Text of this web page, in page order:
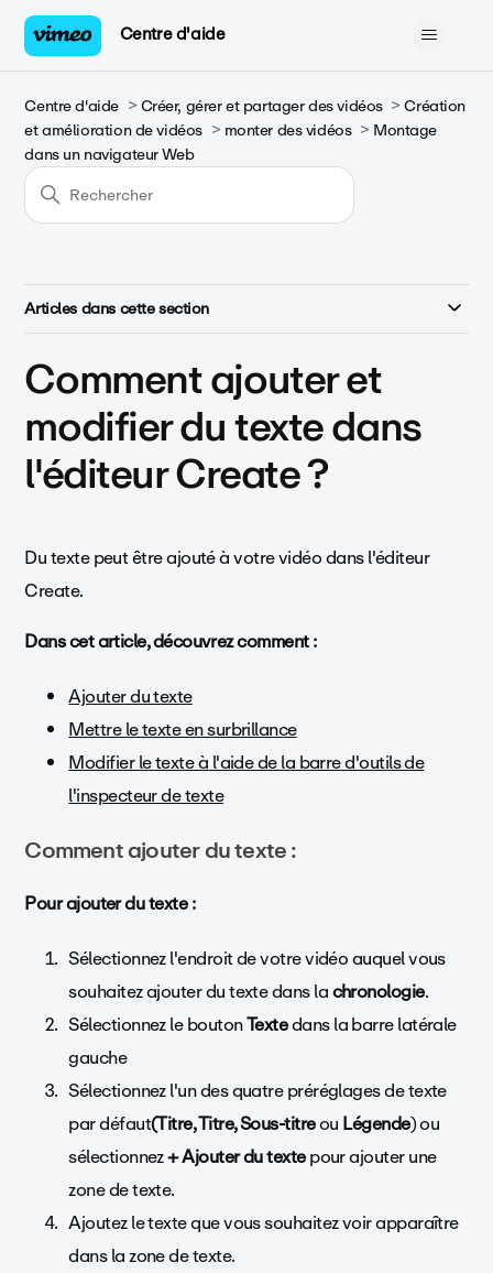
Centre d'aide
Centre d'aide Créer, gérer et partager des vidéos
Création
et amélioration de vidéos
monter des vidéos
Montage
dans un navigateur Web
Articles dans cette section
Comment ajouter et
modifier du texte dans
l'éditeur Create ?
Du texte peut être ajouté à votre vidéo dans l'éditeur
Create.
Dans cet article, découvrez comment :
Ajouter du texte
Mettre le texte en surbrillance
Modifier le texte à l'aide de la barre d'outils de
l'inspecteur de texte
Comment ajouter du texte :
Pour ajouter du texte :
Sélectionnez l'endroit de votre vidéo auquel vous
souhaitez ajouter du texte dans lachronologie.
Sélectionnez le boutonTextedans la barre latérale
gauche
Sélectionnez l'un des quatre préréglages de texte
par défaut(Titre, Titre, Sous-titreouLégende) ou
sélectionnez+ Ajouter du textepour ajouter une
zone de texte.
Ajoutez le texte que vous souhaitez voir apparaître
dans la zone de texte.